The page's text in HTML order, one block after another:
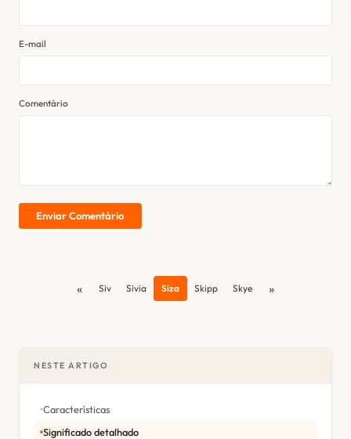
E-mail
Comentário
Enviar Comentário
« Siv Sivia Siza Skipp Skye »
NESTE ARTIGO
Características
Significado detalhado